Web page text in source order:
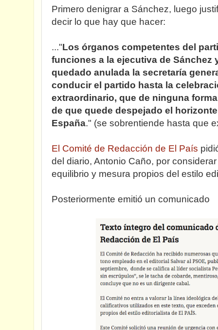
Primero denigrar a Sánchez, luego
decir lo que hay que hacer:
..."Los órganos competentes del
funciones a la ejecutiva de Sánchez
quedado anulada la secretaría
conducir el partido hasta la
extraordinario, que de ninguna
de que quede despejado el
España." (se sobrentiende hasta que
El Comité de Redacción de El País
del diario, Antonio Caño, por
equilibrio y mesura propios del estilo
Posteriormente emitió un comunicado